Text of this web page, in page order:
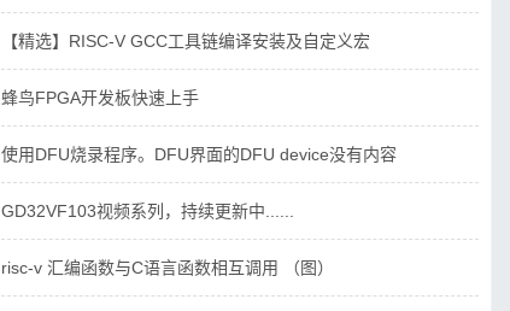
【精选】RISC-V GCC工具链编译安装及自定义宏
蜂鸟FPGA开发板快速上手
使用DFU烧录程序。DFU界面的DFU device没有内容
GD32VF103视频系列，持续更新中......
risc-v 汇编函数与C语言函数相互调用 （图）